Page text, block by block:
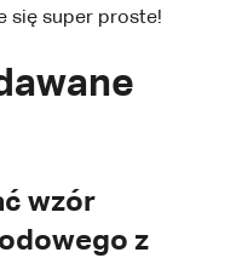
się super proste!
wzór
z